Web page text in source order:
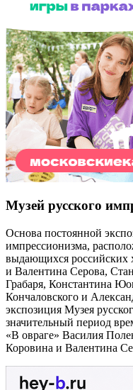
Музей русского
Основа постоянной
импрессионизма,
выдающихся российских
и Валентина Серова,
Грабаря, Константина
Кончаловского и
экспозиция Музея
значительный период
«В овраге» Василия
Коровина и Валентина